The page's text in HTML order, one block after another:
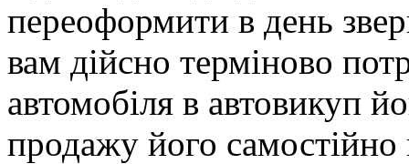
переоформити в день
вам дійсно терміново
автомобіля в автовикуп
продажу його